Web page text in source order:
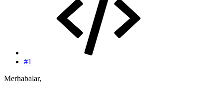
#1
Merhabalar,